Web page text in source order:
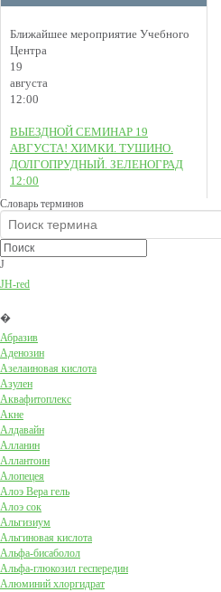
Ближайшее мероприятие Учебного
Центра
19
августа
12:00
ВЫЕЗДНОЙ СЕМИНАР 19
АВГУСТА! ХИМКИ. ТУШИНО.
ДОЛГОПРУДНЫЙ. ЗЕЛЕНОГРАД
12:00
Словарь терминов
J
JH-red
�
Абразив
Аденозин
Азелаиновая кислота
Азулен
Аквафитоплекс
Акне
Алдавайн
Алланин
Аллантоин
Алопецея
Алоэ Вера гель
Алоэ сок
Альгизиум
Альгиновая кислота
Альфа-бисаболол
Альфа-глюкозил геспередин
Алюминий хлоргидрат